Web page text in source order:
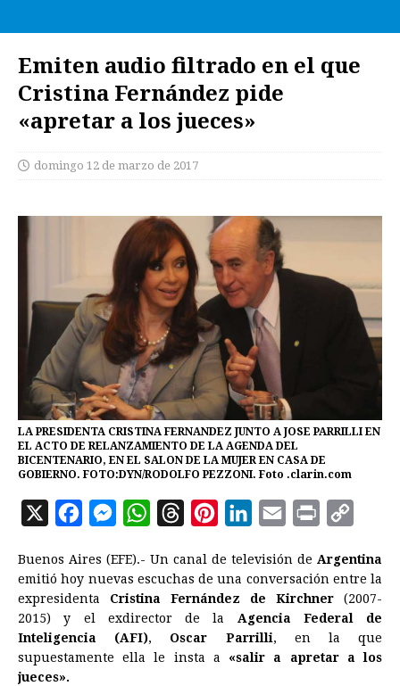
Emiten audio filtrado en el que
Cristina Fernández pide
«apretar a los jueces»
domingo 12 de marzo de 2017
LA PRESIDENTA CRISTINA FERNANDEZ JUNTO A JOSE PARRILLI EN
EL ACTO DE RELANZAMIENTO DE LA AGENDA DEL
BICENTENARIO, EN EL SALON DE LA MUJER EN CASA DE
GOBIERNO. FOTO:DYN/RODOLFO PEZZONI. Foto .clarin.com
X
c
e
b
o
M
s
s
e
n
W
a
t
s
A
r
e
a
d
n
t
e
n
k
e
d
a
i
l
i
n
t
p
y
Buenos Aires (EFE).- Un canal de televisión de Argentina
emitió hoy nuevas escuchas de una conversación entre la
expresidenta Cristina Fernández de Kirchner (2007-
2015) y el exdirector de la Agencia Federal de
Inteligencia (AFI), Oscar Parrilli, en la que
supuestamente ella le insta a «salir a apretar a los
jueces».